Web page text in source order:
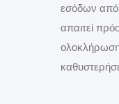
εσόδων από
απαιτεί